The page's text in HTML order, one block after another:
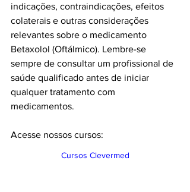
indicações, contraindicações, efeitos
colaterais e outras considerações
relevantes sobre o medicamento
Betaxolol (Oftálmico). Lembre-se
sempre de consultar um profissional de
saúde qualificado antes de iniciar
qualquer tratamento com
medicamentos.
Acesse nossos cursos:
Cursos Clevermed